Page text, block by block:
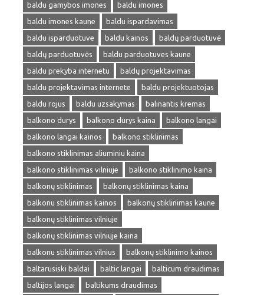
baldu gamybos imones
baldu imones
baldu imones kaune
baldu ispardavimas
baldu isparduotuve
baldu kainos
baldų parduotuvė
baldų parduotuvės
baldu parduotuves kaune
baldu prekyba internetu
baldų projektavimas
baldu projektavimas internete
baldu projektuotojas
baldu rojus
baldu uzsakymas
balinantis kremas
balkono durys
balkono durys kaina
balkono langai
balkono langai kainos
balkono stiklinimas
balkono stiklinimas aliuminiu kaina
balkono stiklinimas vilniuje
balkono stiklinimo kaina
balkonų stiklinimas
balkonų stiklinimas kaina
balkonu stiklinimas kainos
balkonų stiklinimas kaune
balkonų stiklinimas vilniuje
balkonų stiklinimas vilniuje kaina
balkonu stiklinimas vilnius
balkonų stiklinimo kainos
baltarusiski baldai
baltic langai
balticum draudimas
baltijos langai
baltikums draudimas